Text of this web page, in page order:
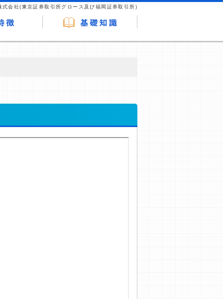
式会社(東京証券取引所グロース及び福岡証券取引所)